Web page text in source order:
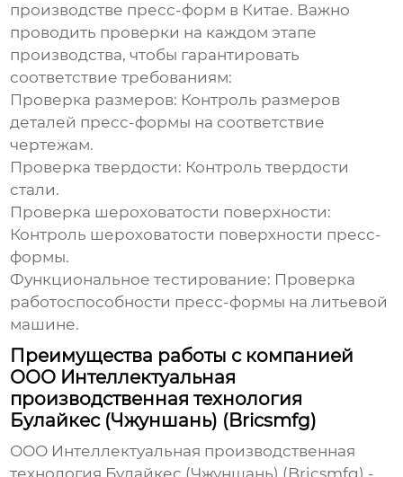
производстве пресс-форм в Китае. Важно
проводить проверки на каждом этапе
производства, чтобы гарантировать
соответствие требованиям:
Проверка размеров: Контроль размеров
деталей пресс-формы на соответствие
чертежам.
Проверка твердости: Контроль твердости
стали.
Проверка шероховатости поверхности:
Контроль шероховатости поверхности пресс-
формы.
Функциональное тестирование: Проверка
работоспособности пресс-формы на литьевой
машине.
Преимущества работы с компанией
ООО Интеллектуальная
производственная технология
Булайкес (Чжуншань) (Bricsmfg)
ООО Интеллектуальная производственная